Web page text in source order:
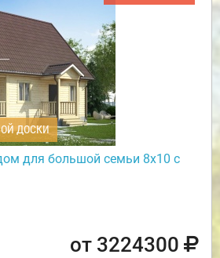
ДОСКИ
для большой семьи 8х10 с
от 3224300